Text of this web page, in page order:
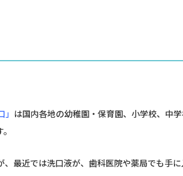
は国内各地の幼稚園・保育園、小学校、中
最近では洗口液が、歯科医院や薬局でも手に
予約のお電話はこちらから
096-321-6450